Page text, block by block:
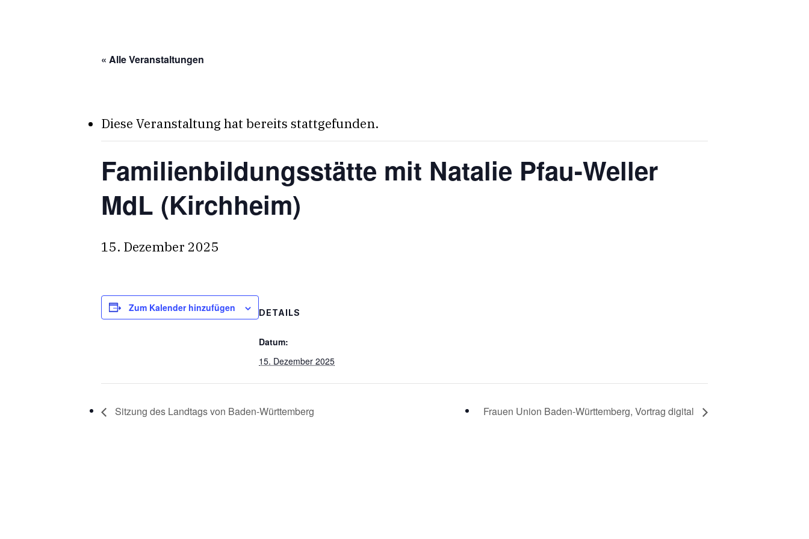
« Alle Veranstaltungen
Diese Veranstaltung hat bereits stattgefunden.
Familienbildungsstätte mit Natalie Pfau-Weller
MdL (Kirchheim)
15. Dezember 2025
Zum Kalender hinzufügen DETAILS
Datum:
15. Dezember 2025
Sitzung des Landtags von Baden-Württemberg Frauen Union Baden-Württemberg, Vortrag digital